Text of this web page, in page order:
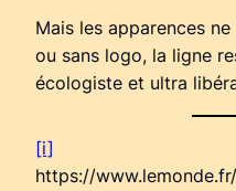
Mais les apparences
ou sans logo, la ligne
écologiste et ultra
[i]
https://